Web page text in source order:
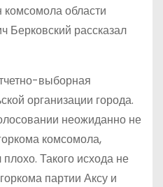
области
Берковский рассказал
выборная
организации города.
неожиданно не
комсомола,
Такого исхода не
партии Аксу и